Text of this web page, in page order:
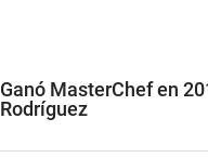
Ganó MasterChef en
Rodríguez